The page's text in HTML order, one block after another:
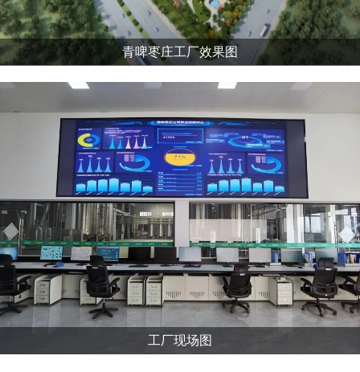
青啤枣庄工厂效果图
工厂现场图